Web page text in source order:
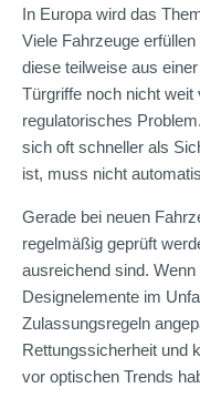
In Europa wird das
Viele Fahrzeuge
diese teilweise aus
Türgriffe noch nicht weit
regulatorisches
sich oft schneller als
ist, muss nicht
Gerade bei neuen
regelmäßig geprüft
ausreichend sind.
Designelemente im
Zulassungsregeln
Rettungssicherheit und
vor optischen Trends